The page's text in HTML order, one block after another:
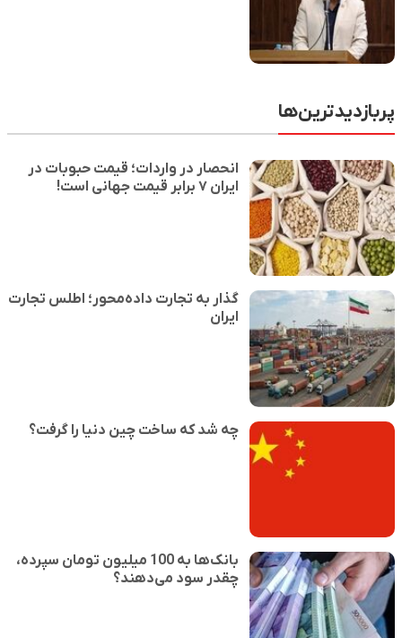
پربازدیدترین‌ها
انحصار در واردات؛ قیمت حبوبات در
ایران ۷ برابر قیمت جهانی است!
گذار به تجارت داده‌محور؛ اطلس تجارت
ایران
چه شد که ساخت چین دنیا را گرفت؟
بانک‌ها به 100 میلیون تومان سپرده،
چقدر سود می‌دهند؟